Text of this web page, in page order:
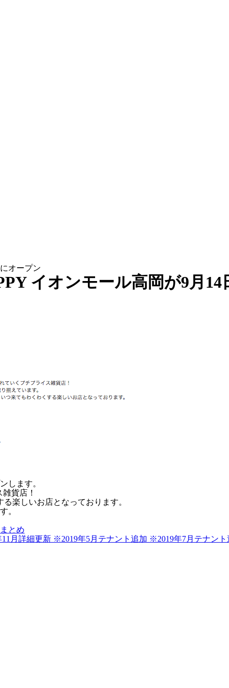
オープン
イオンモール高岡が9月
します。
貨店！
楽しいお店となっております。
。
とめ
月詳細更新 ※2019年5月テナント追加 ※2019年7月テナン